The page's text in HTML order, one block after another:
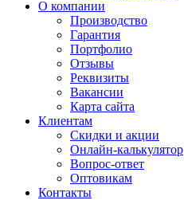
О компании
Производство
Гарантия
Портфолио
Отзывы
Реквизиты
Вакансии
Карта сайта
Клиентам
Скидки и акции
Онлайн-калькулятор
Вопрос-ответ
Оптовикам
Контакты